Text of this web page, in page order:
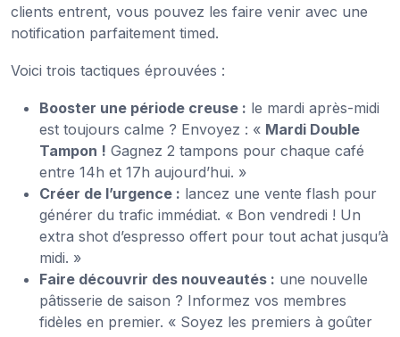
clients entrent, vous pouvez les faire venir avec une
notification parfaitement timed.
Voici trois tactiques éprouvées :
Booster une période creuse : le mardi après-midi
est toujours calme ? Envoyez : « Mardi Double
Tampon ! Gagnez 2 tampons pour chaque café
entre 14h et 17h aujourd’hui. »
Créer de l’urgence : lancez une vente flash pour
générer du trafic immédiat. « Bon vendredi ! Un
extra shot d’espresso offert pour tout achat jusqu’à
midi. »
Faire découvrir des nouveautés : une nouvelle
pâtisserie de saison ? Informez vos membres
fidèles en premier. « Soyez les premiers à goûter